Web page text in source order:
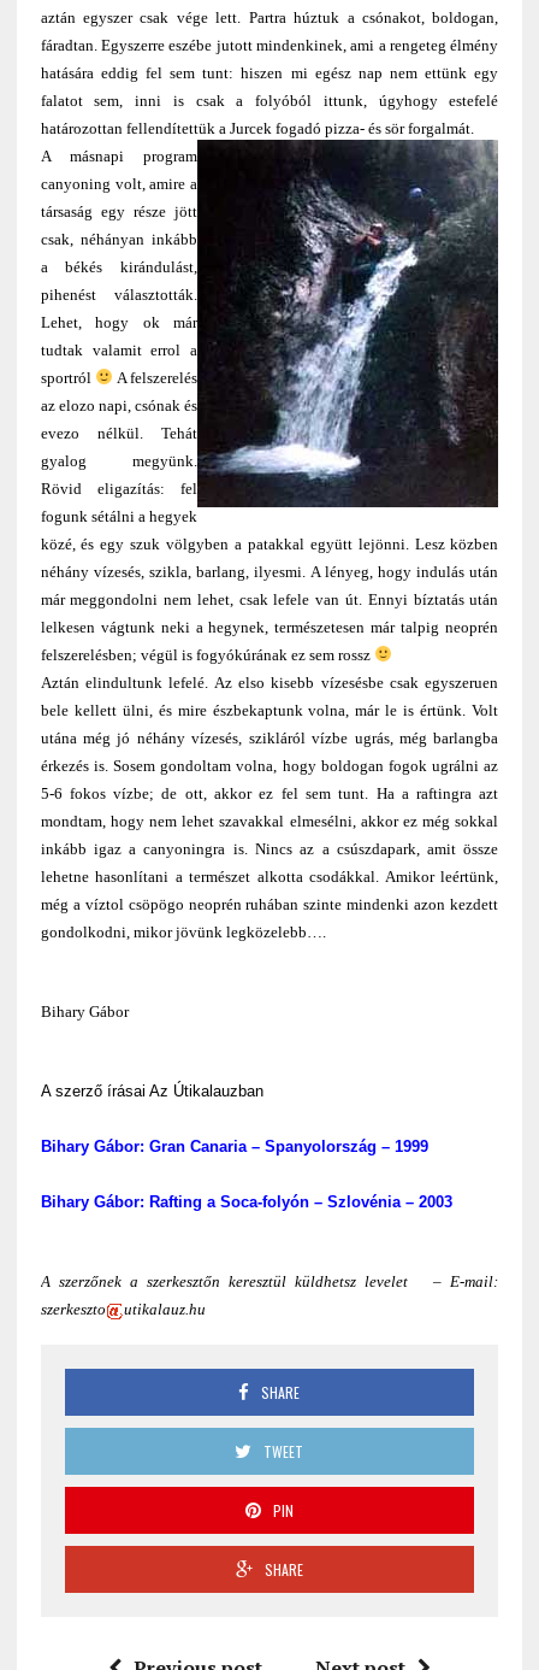
aztán egyszer csak vége lett. Partra húztuk a csónakot, boldogan,
fáradtan. Egyszerre eszébe jutott mindenkinek, ami a rengeteg élmény
hatására eddig fel sem tunt: hiszen mi egész nap nem ettünk egy
falatot sem, inni is csak a folyóból ittunk, úgyhogy estefelé
határozottan fellendítettük a Jurcek fogadó pizza- és sör forgalmát.
A másnapi program
canyoning volt, amire a
társaság egy része jött
csak, néhányan inkább
a békés kirándulást,
pihenést választották.
Lehet, hogy ok már
tudtak valamit errol a
sportról
A felszerelés
az elozo napi, csónak és
evezo nélkül. Tehát
gyalog megyünk.
Rövid eligazítás: fel
fogunk sétálni a hegyek
közé, és egy szuk völgyben a patakkal együtt lejönni. Lesz közben
néhány vízesés, szikla, barlang, ilyesmi. A lényeg, hogy indulás után
már meggondolni nem lehet, csak lefele van út. Ennyi bíztatás után
lelkesen vágtunk neki a hegynek, természetesen már talpig neoprén
felszerelésben; végül is fogyókúrának ez sem rossz
Aztán elindultunk lefelé. Az elso kisebb vízesésbe csak egyszeruen
bele kellett ülni, és mire észbekaptunk volna, már le is értünk. Volt
utána még jó néhány vízesés, szikláról vízbe ugrás, még barlangba
érkezés is. Sosem gondoltam volna, hogy boldogan fogok ugrálni az
5-6 fokos vízbe; de ott, akkor ez fel sem tunt. Ha a raftingra azt
mondtam, hogy nem lehet szavakkal elmesélni, akkor ez még sokkal
inkább igaz a canyoningra is. Nincs az a csúszdapark, amit össze
lehetne hasonlítani a természet alkotta csodákkal. Amikor leértünk,
még a víztol csöpögo neoprén ruhában szinte mindenki azon kezdett
gondolkodni, mikor jövünk legközelebb….
Bihary Gábor
A szerző írásai Az Útikalauzban
Bihary Gábor: Gran Canaria – Spanyolország – 1999
Bihary Gábor: Rafting a Soca-folyón – Szlovénia – 2003
A szerzőnek a szerkesztőn keresztül küldhetsz levelet – E-mail:
szerkeszto
utikalauz.hu
SHARE
TWEET
PIN
SHARE